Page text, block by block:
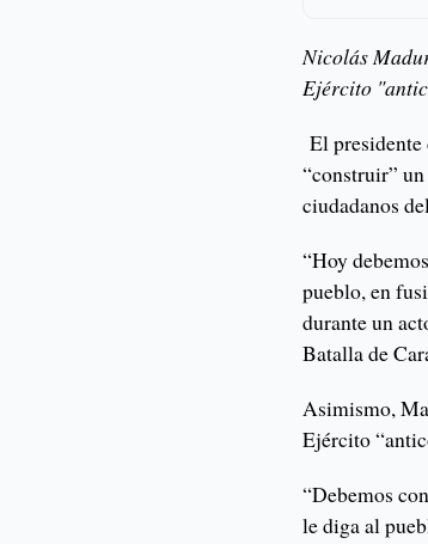
Nicolás
Ejército
El
“construir”
ciudadanos
“Hoy
pueblo, en
durante un
Batalla de
Asimismo,
Ejército
“Debemos
le diga al